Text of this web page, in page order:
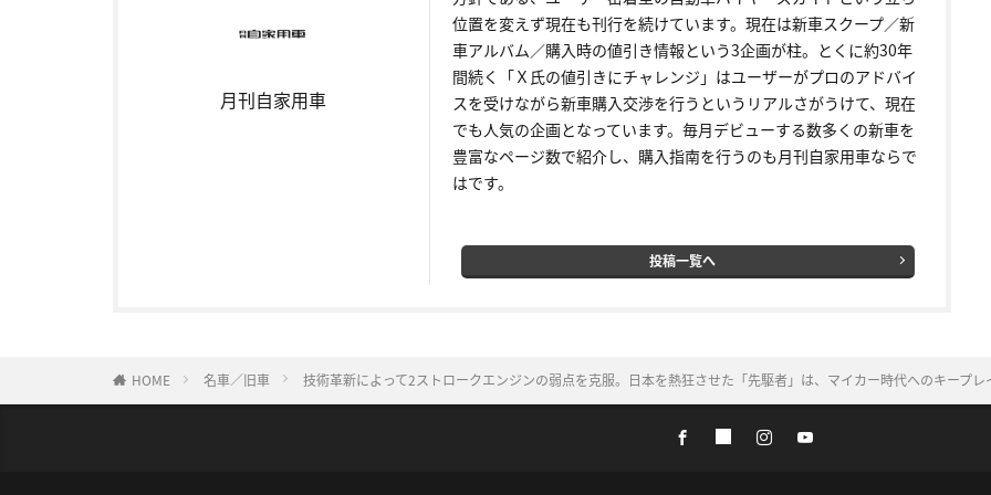
月刊自家用車
位置を変えず現在も刊行を続けています。現在は新車スクープ／新
車アルバム／購入時の値引き情報という3企画が柱。とくに約30年
間続く「Ｘ氏の値引きにチャレンジ」はユーザーがプロのアドバイ
スを受けながら新車購入交渉を行うというリアルさがうけて、現在
でも人気の企画となっています。毎月デビューする数多くの新車を
豊富なページ数で紹介し、購入指南を行うのも月刊自家用車ならで
はです。
投稿一覧へ
HOME 名車／旧車 技術革新によって2ストロークエンジンの弱点を克服。日本を熱狂させた「先駆者」は、マイカー時代へのキープレ